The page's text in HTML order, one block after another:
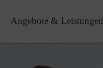
Angebote & Leistungen